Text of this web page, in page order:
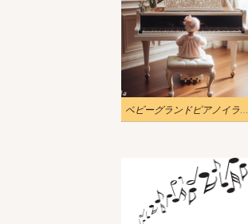
ベビーグランドピアノイラスト